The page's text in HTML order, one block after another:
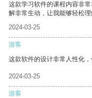
这款学习软件的课程内容非
解非常生动，让我能够轻松理
2024-03-25
游客
这款软件的设计非常人性化，
2024-03-25
游客